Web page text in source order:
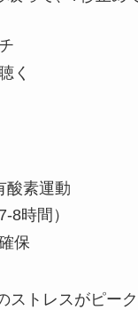
く
酸素運動
8時間）
保
ストレスがピーク